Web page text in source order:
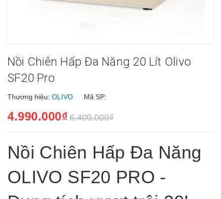
Nồi Chiên Hấp Đa Năng 20 Lít Olivo
SF20 Pro
Thương hiệu: OLIVO Mã SP:
4.990.000₫ 6.400.000₫
Nồi Chiên Hấp Đa Năng
OLIVO SF20 PRO -